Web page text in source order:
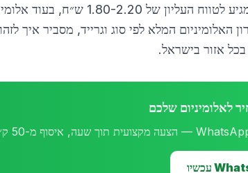
האלומיניום המלא לפי סוג וגרייד, מסביר איך
אזור בישראל.
לאלומיניום שלכם